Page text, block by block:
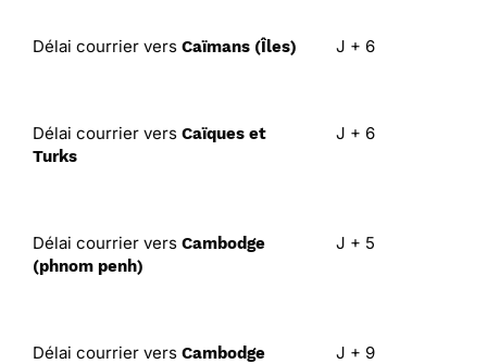
Délai courrier vers Caïmans (Îles) J + 6
Délai courrier vers Caïques et
Turks
J + 6
Délai courrier vers Cambodge
(phnom penh)
J + 5
Délai courrier vers Cambodge
J + 9